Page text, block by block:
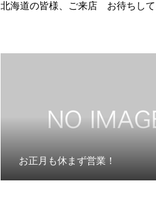
北海道の皆様、ご来店 お待ちして
お正月も休まず営業！